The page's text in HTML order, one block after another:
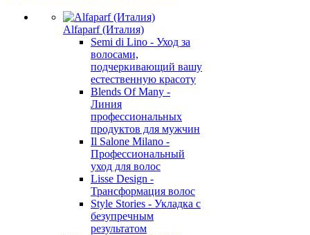
Alfaparf (Италия)
Semi di Lino - Уход за
волосами,
подчеркивающий вашу
естественную красоту
Blends Of Many -
Линия
профессиональных
продуктов для мужчин
Il Salone Milano -
Профессиональный
уход для волос
Lisse Design -
Трансформация волос
Style Stories - Укладка с
безупречным
результатом